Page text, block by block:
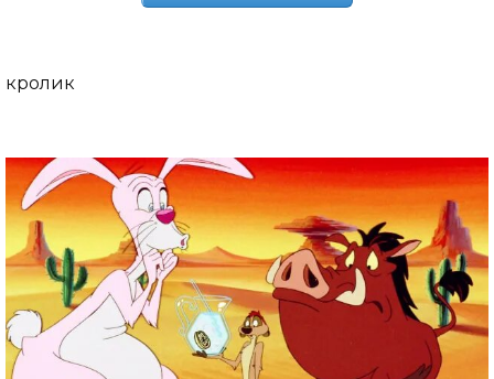
кролик